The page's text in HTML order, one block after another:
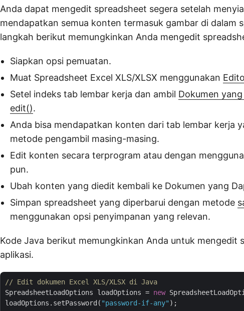
Anda dapat mengedit spreadsheet segera setelah
mendapatkan semua konten termasuk gambar di dalam
langkah berikut memungkinkan Anda mengedit
Siapkan opsi pemuatan.
Muat Spreadsheet Excel XLS/XLSX menggunakan
Setel indeks tab lembar kerja dan ambil Dokumen
edit().
Anda bisa mendapatkan konten dari tab lembar kerja
metode pengambil masing-masing.
Edit konten secara terprogram atau dengan
pun.
Ubah konten yang diedit kembali ke Dokumen yang
Simpan spreadsheet yang diperbarui dengan metode
menggunakan opsi penyimpanan yang relevan.
Kode Java berikut memungkinkan Anda untuk mengedit
aplikasi.
// Edit dokumen Excel XLS/XLSX di Java
SpreadsheetLoadOptions loadOptions = new
loadOptions.setPassword( "password-if-any" );